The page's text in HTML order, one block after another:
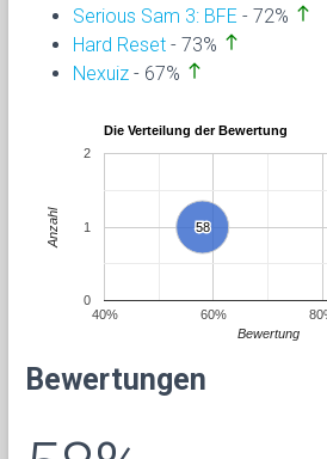
Serious Sam 3: BFE - 72% north
Hard Reset - 73% north
Nexuiz - 67% north
Die Verteilung der Bewertung
58
58
40% 60%
0
1
2
Bewertung
Anzahl
Bewertungen